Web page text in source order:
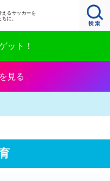
えるサッカーを
に。
ット！
見る